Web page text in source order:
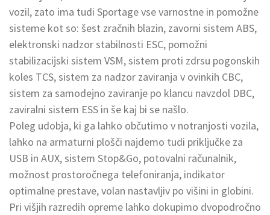
vozil, zato ima tudi Sportage vse varnostne in pomožne
sisteme kot so: šest zračnih blazin, zavorni sistem ABS,
elektronski nadzor stabilnosti ESC, pomožni
stabilizacijski sistem VSM, sistem proti zdrsu pogonskih
koles TCS, sistem za nadzor zaviranja v ovinkih CBC,
sistem za samodejno zaviranje po klancu navzdol DBC,
zaviralni sistem ESS in še kaj bi se našlo.
Poleg udobja, ki ga lahko občutimo v notranjosti vozila,
lahko na armaturni plošči najdemo tudi priključke za
USB in AUX, sistem Stop&Go, potovalni računalnik,
možnost prostoročnega telefoniranja, indikator
optimalne prestave, volan nastavljiv po višini in globini.
Pri višjih razredih opreme lahko dokupimo dvopodročno